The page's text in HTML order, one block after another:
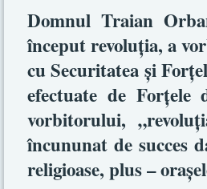
Domnul Traian
început revoluţia, a
cu Securitatea şi
efectuate de
vorbitorului,
încununat de succes
religioase, plus –